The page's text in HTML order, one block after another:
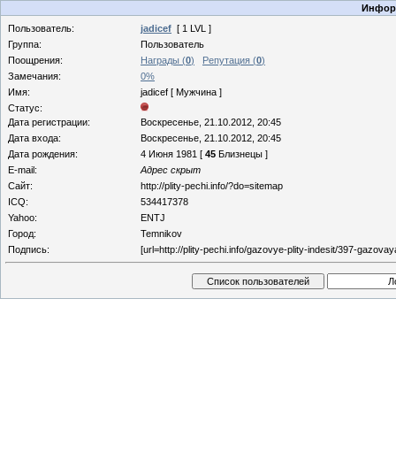
Пользователь:
jadicef [ 1 LVL ]
Группа:
Пользователь
Поощрения:
Награды (0) Репутация (0)
Замечания:
0%
Имя:
jadicef [ Мужчина ]
Статус:
Дата регистрации:
Воскресенье, 21.10.2012, 20:45
Дата входа:
Воскресенье, 21.10.2012, 20:45
Дата рождения:
4 Июня 1981 [ 45 Близнецы ]
E-mail:
Адрес скрыт
Сайт:
http://plity-pechi.info/?do=sitemap
ICQ:
534417378
Yahoo:
ENTJ
Город:
Temnikov
Подпись:
[url=http://plity-pechi.info/gazovye-plity-indesit/397-